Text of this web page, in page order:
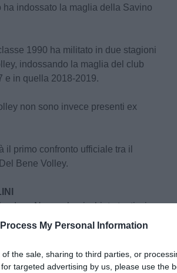
My Personal Information
the sale, sharing to third parties, or
targeted advertising by us, please use the
indossato la maglia della Savino
1990 ha militato in due stagioni
indossando la maglia del club
e in quella 2018-2019.
non sono invece presenti ex
il primo confronto ufficiale tra il
Bene Volley.
dove Novara ha rischiato tantissimo.
in casa, per cui dovremo stare molto
dobbiamo migliorare, non tanto per
come squadra."